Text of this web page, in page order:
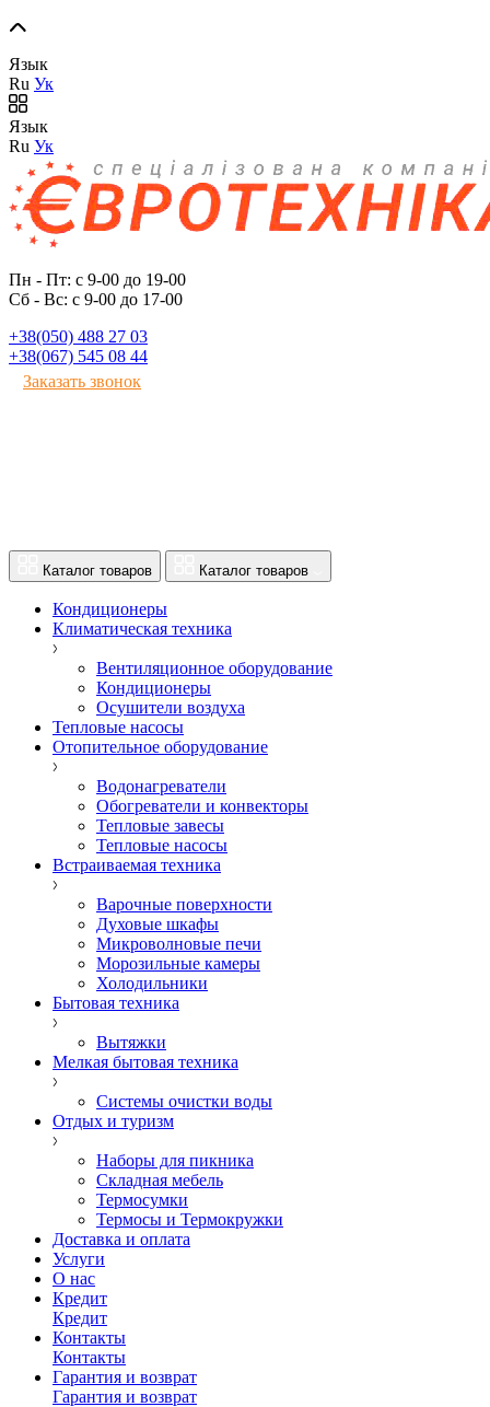
Язык
Ru Ук
Язык
Ru Ук
Пн - Пт: с 9-00 до 19-00
Сб - Вс: с 9-00 до 17-00
+38(050) 488 27 03
+38(067) 545 08 44
Заказать звонок
Каталог товаров Каталог товаров
Кондиционеры
Климатическая техника
Вентиляционное оборудование
Кондиционеры
Осушители воздуха
Тепловые насосы
Отопительное оборудование
Водонагреватели
Обогреватели и конвекторы
Тепловые завесы
Тепловые насосы
Встраиваемая техника
Варочные поверхности
Духовые шкафы
Микроволновые печи
Морозильные камеры
Холодильники
Бытовая техника
Вытяжки
Мелкая бытовая техника
Системы очистки воды
Отдых и туризм
Наборы для пикника
Складная мебель
Термосумки
Термосы и Термокружки
Доставка и оплата
Услуги
О нас
Кредит
Кредит
Контакты
Контакты
Гарантия и возврат
Гарантия и возврат